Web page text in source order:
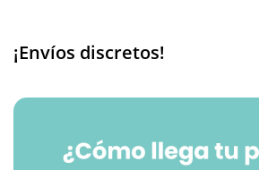
¡Envíos discretos!